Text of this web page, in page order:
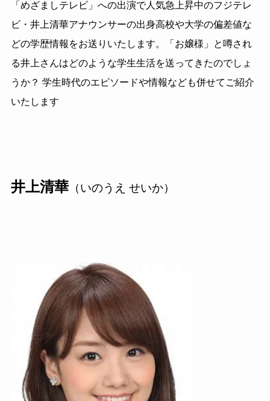
「めざましテレビ」への出演で人気急上昇中のフジテレ
ビ・井上清華アナウンサーの出身高校や大学の偏差値な
どの学歴情報をお送りいたします。「お嬢様」と噂され
る井上さんはどのような学生生活を送ってきたのでしょ
うか？ 学生時代のエピソードや情報なども併せてご紹介
いたします
井上清華（いのうえ せいか）